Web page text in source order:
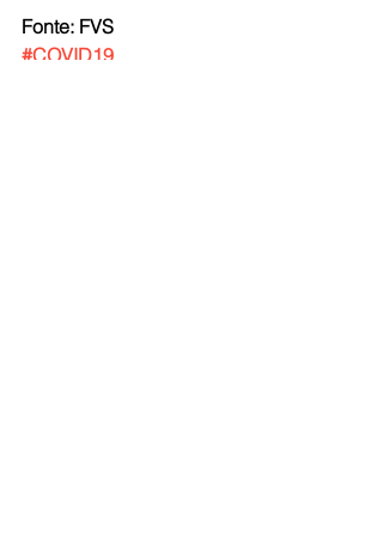
Fonte: FVS
#COVID19